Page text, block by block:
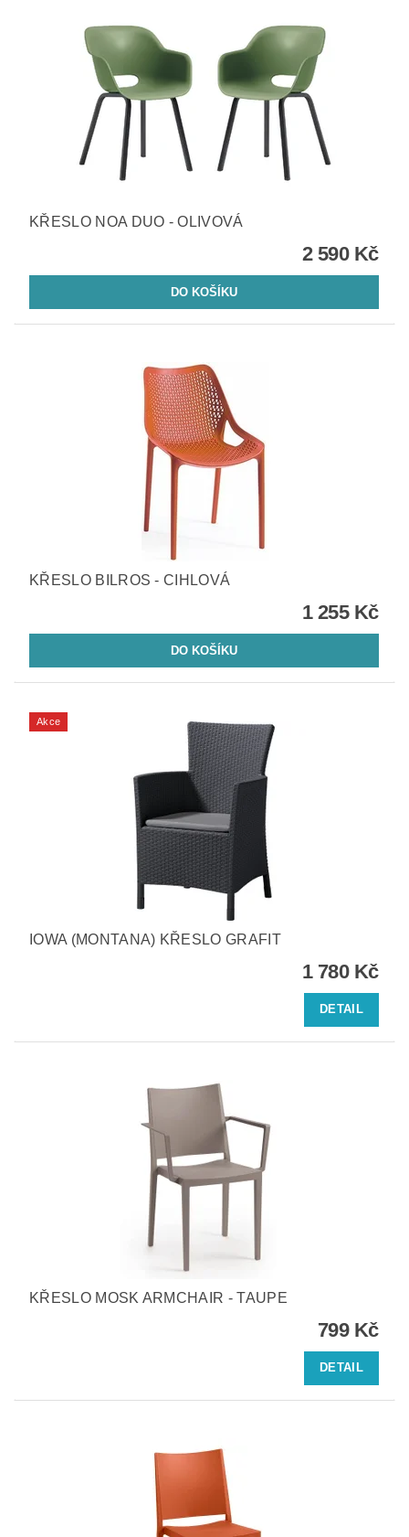
KŘESLO NOA DUO - OLIVOVÁ
2 590 Kč
KŘESLO BILROS - CIHLOVÁ
1 255 Kč
Akce
IOWA (MONTANA) KŘESLO GRAFIT
1 780 Kč
DETAIL
KŘESLO MOSK ARMCHAIR - TAUPE
799 Kč
DETAIL